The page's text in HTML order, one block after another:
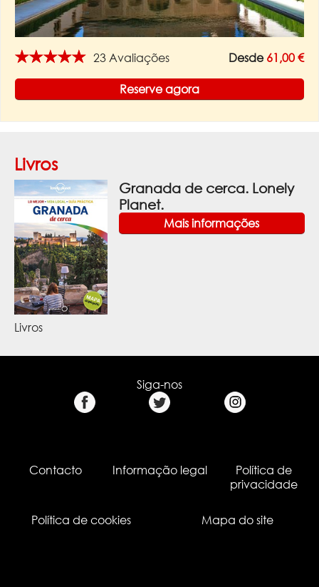
★★★★★ 23 Avaliações Desde 61,00 €
Reserve agora
Livros
Granada de cerca. Lonely
Planet.
Mais informações
Livros
Siga-nos
Contacto Informação legal
Política de
privacidade
Política de cookies Mapa do site